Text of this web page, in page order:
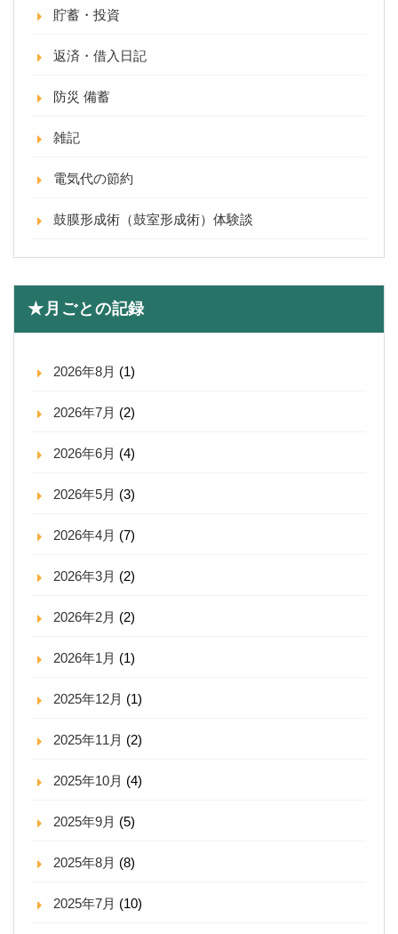
貯蓄・投資
返済・借入日記
防災 備蓄
雑記
電気代の節約
鼓膜形成術（鼓室形成術）体験談
★月ごとの記録
2026年8月 (1)
2026年7月 (2)
2026年6月 (4)
2026年5月 (3)
2026年4月 (7)
2026年3月 (2)
2026年2月 (2)
2026年1月 (1)
2025年12月 (1)
2025年11月 (2)
2025年10月 (4)
2025年9月 (5)
2025年8月 (8)
2025年7月 (10)